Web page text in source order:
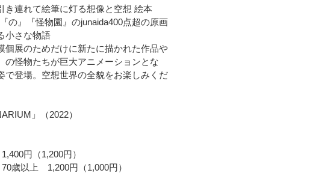
き連れて絵筆に灯る想像と空想 絵本
『の』『怪物園』のjunaida400点超の原画
小さな物語
個展のためだけに新たに描かれた作品や
の怪物たちが巨大アニメーションとな
で登場。空想世界の全貌をお楽しみくだ
」（2022）
円（1,200円）
歳以上 1,200円（1,000円）